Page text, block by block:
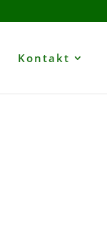
Kontakt